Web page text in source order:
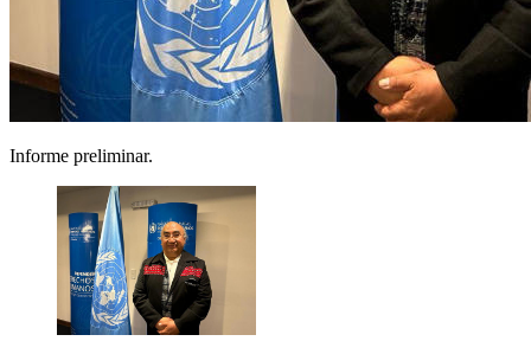
Informe preliminar.